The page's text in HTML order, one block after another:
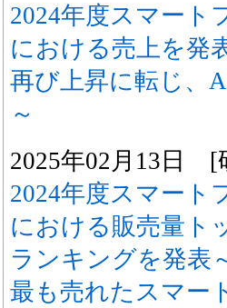
2024年度スマート
における売上を発
再び上昇に転じ、
～
2025年02月13日 [
2024年度スマート
における販売量ト
ランキングを発表
最も売れたスマー